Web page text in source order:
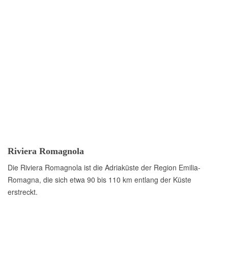
Riviera Romagnola
Die Riviera Romagnola ist die Adriaküste der Region Emilia-
Romagna, die sich etwa 90 bis 110 km entlang der Küste
erstreckt.